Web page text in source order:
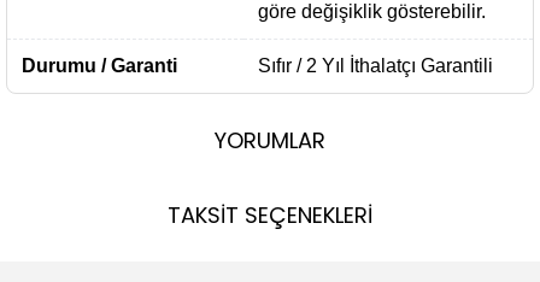
göre değişiklik gösterebilir.
Durumu / Garanti Sıfır / 2 Yıl İthalatçı Garantili
YORUMLAR
TAKSİT SEÇENEKLERİ